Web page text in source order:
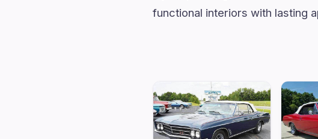
functional interiors with lasting